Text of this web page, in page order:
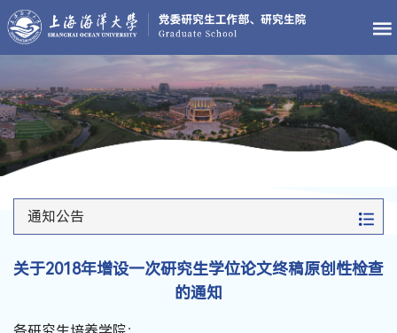
通知公告
关于2018年增设一次研究生学位论文终稿原创性检查
的通知